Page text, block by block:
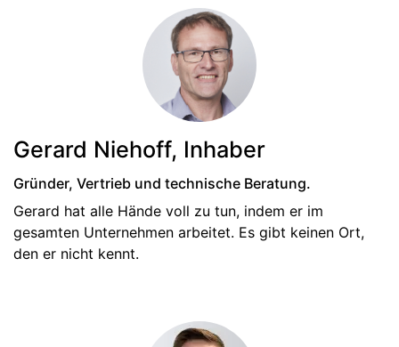
Gerard Niehoff, Inhaber
​Gründer, Vertrieb und technische Beratung.
​Gerard hat alle Hände voll zu tun, indem er im
gesamten Unternehmen arbeitet. Es gibt keinen Ort,
den er nicht kennt.